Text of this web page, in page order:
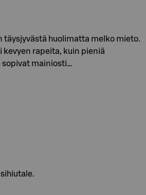
täysjyvästä huolimatta melko mieto.
kevyen rapeita, kuin pieniä
sopivat mainiosti…